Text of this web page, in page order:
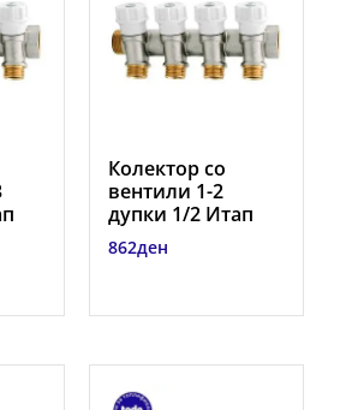
Колектор со
вентили 1-2
дупки 1/2 Итап
862ден